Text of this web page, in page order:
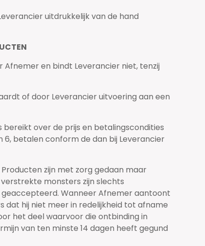
uitdrukkelijk van de hand
en bindt Leverancier niet, tenzij
of door Leverancier uitvoering aan een
over de prijs en betalingscondities
betalen conform de dan bij Leverancier
zijn met zorg gedaan maar
monsters zijn slechts
Wanneer Afnemer aantoont
dat hij niet meer in redelijkheid tot afname
het deel waarvoor die ontbinding in
van ten minste 14 dagen heeft gegund